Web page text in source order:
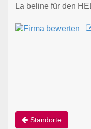
La beline für den
Standorte